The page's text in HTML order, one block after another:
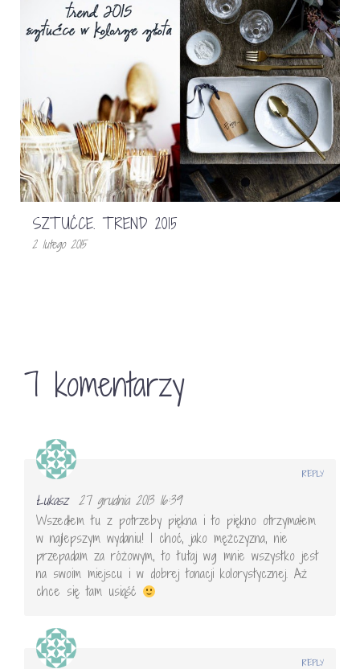
SZTUĆCE. TREND 2015
2 lutego 2015
7 komentarzy
Łukasz 27 grudnia 2013 16:39
Wszedłem tu z potrzeby piękna i to piękno otrzymałem
w najlepszym wydaniu! I choć, jako mężczyzna, nie
przepadam za różowym, to tutaj wg mnie wszystko jest
na swoim miejscu i w dobrej tonacji kolorystycznej. Aż
chce się tam usiąść
REPLY
REPLY